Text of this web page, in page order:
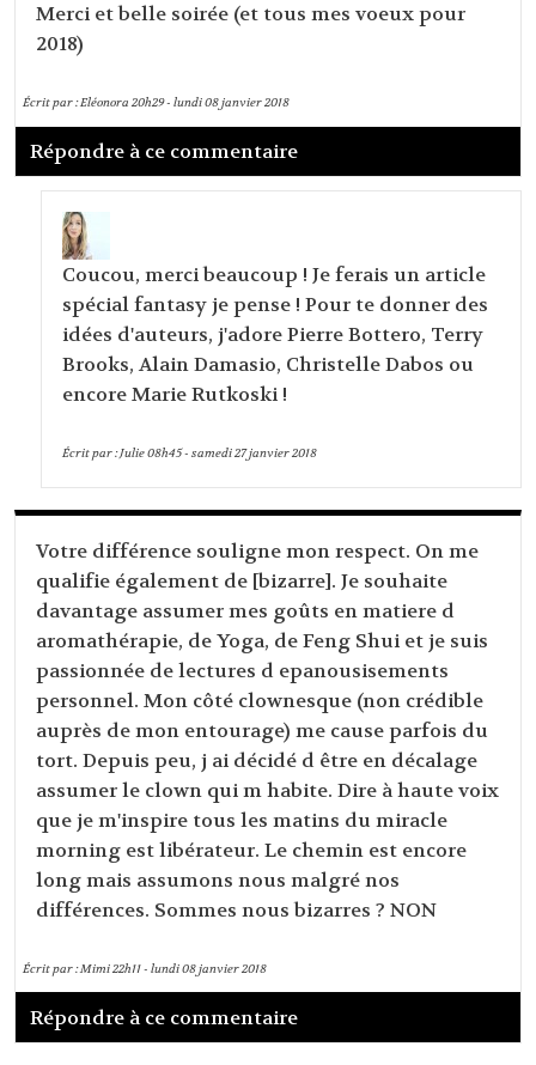
Merci et belle soirée (et tous mes voeux pour
2018)
Écrit par :Eléonora 20h29-lundi 08janvier 2018
Répondre à ce commentaire
Coucou, merci beaucoup ! Je ferais un article
spécial fantasy je pense ! Pour te donner des
idées d'auteurs, j'adore Pierre Bottero, Terry
Brooks, Alain Damasio, Christelle Dabos ou
encore Marie Rutkoski !
Écrit par :Julie08h45- samedi 27janvier 2018
Votre différence souligne mon respect. On me
qualifie également de [bizarre]. Je souhaite
davantage assumer mes goûts en matiere d
aromathérapie, de Yoga, de Feng Shui et je suis
passionnée de lectures d epanousisements
personnel. Mon côté clownesque (non crédible
auprès de mon entourage) me cause parfois du
tort. Depuis peu, j ai décidé d être en décalage
assumer le clown qui m habite. Dire à haute voix
que je m'inspire tous les matins du miracle
morning est libérateur. Le chemin est encore
long mais assumons nous malgré nos
différences. Sommes nous bizarres ? NON
Écrit par :Mimi22h11-lundi 08janvier 2018
Répondre à ce commentaire